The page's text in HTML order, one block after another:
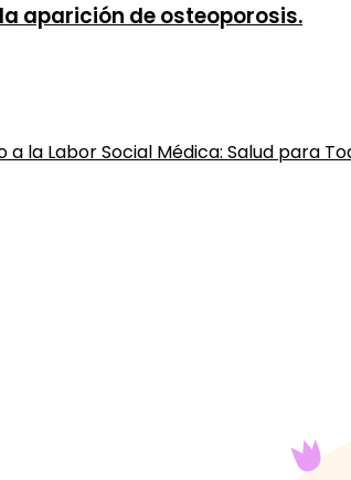
aparición de osteoporosis.
la Labor Social Médica: Salud para